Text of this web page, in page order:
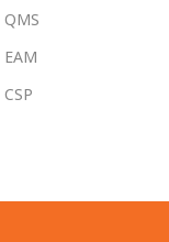
QMS
EAM
CSP